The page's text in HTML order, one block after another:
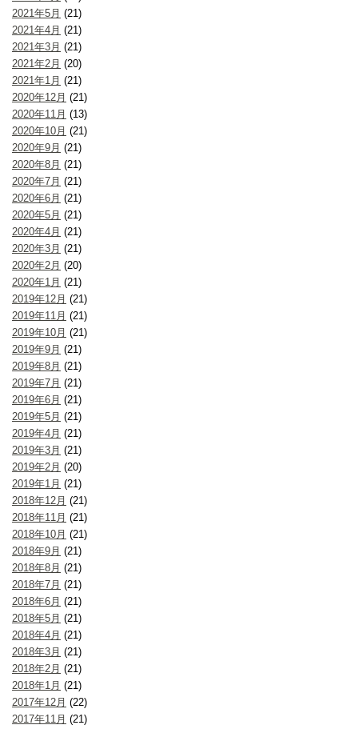
2021年5月 (21)
2021年4月 (21)
2021年3月 (21)
2021年2月 (20)
2021年1月 (21)
2020年12月 (21)
2020年11月 (13)
2020年10月 (21)
2020年9月 (21)
2020年8月 (21)
2020年7月 (21)
2020年6月 (21)
2020年5月 (21)
2020年4月 (21)
2020年3月 (21)
2020年2月 (20)
2020年1月 (21)
2019年12月 (21)
2019年11月 (21)
2019年10月 (21)
2019年9月 (21)
2019年8月 (21)
2019年7月 (21)
2019年6月 (21)
2019年5月 (21)
2019年4月 (21)
2019年3月 (21)
2019年2月 (20)
2019年1月 (21)
2018年12月 (21)
2018年11月 (21)
2018年10月 (21)
2018年9月 (21)
2018年8月 (21)
2018年7月 (21)
2018年6月 (21)
2018年5月 (21)
2018年4月 (21)
2018年3月 (21)
2018年2月 (21)
2018年1月 (21)
2017年12月 (22)
2017年11月 (21)